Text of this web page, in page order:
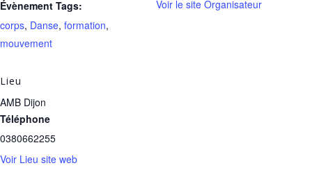
Évènement Tags:
corps, Danse, formation,
mouvement
Voir le site Organisateur
Lieu
AMB Dijon
Téléphone
0380662255
Voir Lieu site web